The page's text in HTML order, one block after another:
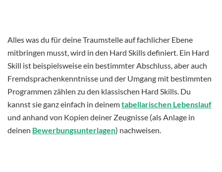
Alles was du für deine Traumstelle auf fachlicher Ebene
mitbringen musst, wird in den Hard Skills definiert. Ein Hard
Skill ist beispielsweise ein bestimmter Abschluss, aber auch
Fremdsprachenkenntnisse und der Umgang mit bestimmten
Programmen zählen zu den klassischen Hard Skills. Du
kannst sie ganz einfach in deinemtabellarischen Lebenslauf
und anhand von Kopien deiner Zeugnisse (als Anlage in
deinen Bewerbungsunterlagen) nachweisen.